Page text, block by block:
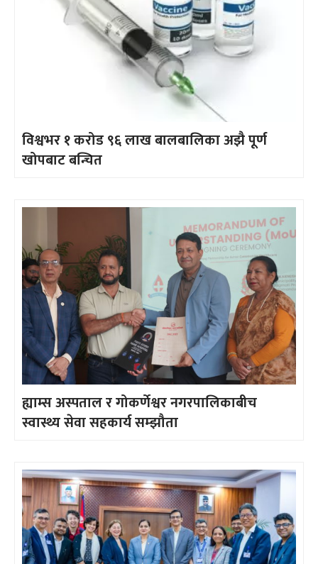
विश्वभर १ करोड ९६ लाख बालबालिका अझै पूर्ण
खोपबाट बन्चित
ह्याम्स अस्पताल र गोकर्णेश्वर नगरपालिकाबीच
स्वास्थ्य सेवा सहकार्य सम्झौता